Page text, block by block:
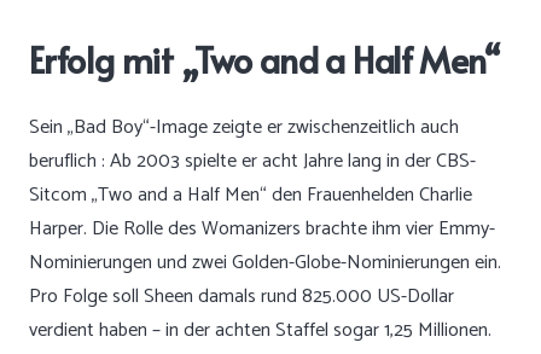
Erfolg mit „Two and a Half Men“
Sein „Bad Boy“-Image zeigte er zwischenzeitlich auch
beruflich : Ab 2003 spielte er acht Jahre lang in der CBS-
Sitcom „Two and a Half Men“ den Frauenhelden Charlie
Harper. Die Rolle des Womanizers brachte ihm vier Emmy-
Nominierungen und zwei Golden-Globe-Nominierungen ein.
Pro Folge soll Sheen damals rund 825.000 US-Dollar
verdient haben – in der achten Staffel sogar 1,25 Millionen.